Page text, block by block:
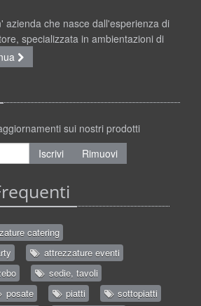
azienda che nasce dall'esperienza di
specializzata in ambientazioni di
sui nostri prodotti
Iscrivi
Rimuovi
catering
attrezzature eventi
sedie, tavoli
posate piatti
sottopiatti